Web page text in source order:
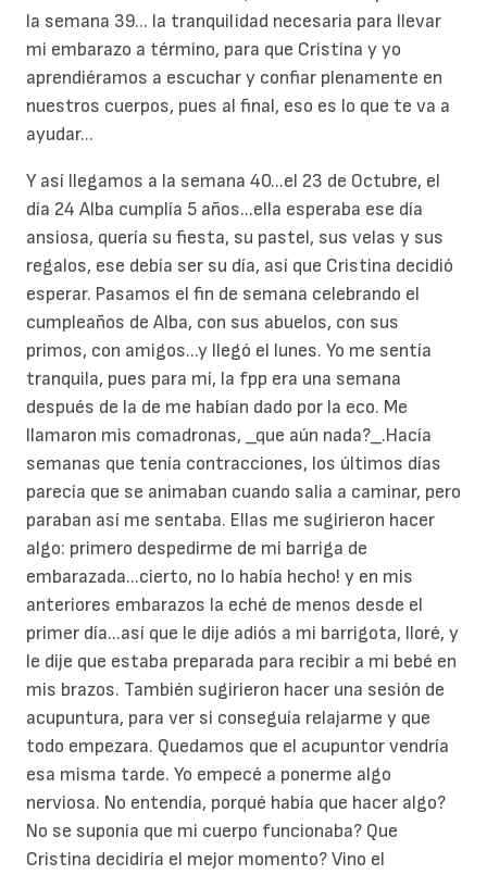
la semana 39... la tranquilidad necesaria para llevar
mi embarazo a término, para que Cristina y yo
aprendiéramos a escuchar y confiar plenamente en
nuestros cuerpos, pues al final, eso es lo que te va a
ayudar...
Y así llegamos a la semana 40...el 23 de Octubre, el
día 24 Alba cumplía 5 años...ella esperaba ese día
ansiosa, quería su fiesta, su pastel, sus velas y sus
regalos, ese debía ser su día, así que Cristina decidió
esperar. Pasamos el fin de semana celebrando el
cumpleaños de Alba, con sus abuelos, con sus
primos, con amigos...y llegó el lunes. Yo me sentía
tranquila, pues para mí, la fpp era una semana
después de la de me habían dado por la eco. Me
llamaron mis comadronas, _que aún nada?_.Hacía
semanas que tenía contracciones, los últimos días
parecía que se animaban cuando salía a caminar, pero
paraban así me sentaba. Ellas me sugirieron hacer
algo: primero despedirme de mi barriga de
embarazada...cierto, no lo había hecho! y en mis
anteriores embarazos la eché de menos desde el
primer día...así que le dije adiós a mi barrigota, lloré, y
le dije que estaba preparada para recibir a mi bebé en
mis brazos. También sugirieron hacer una sesión de
acupuntura, para ver si conseguía relajarme y que
todo empezara. Quedamos que el acupuntor vendría
esa misma tarde. Yo empecé a ponerme algo
nerviosa. No entendía, porqué había que hacer algo?
No se suponía que mi cuerpo funcionaba? Que
Cristina decidiría el mejor momento? Vino el